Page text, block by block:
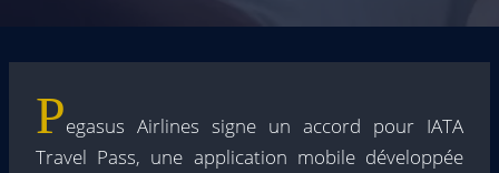
Pegasus Airlines signe un accord pour IATA
Travel Pass, une application mobile développée